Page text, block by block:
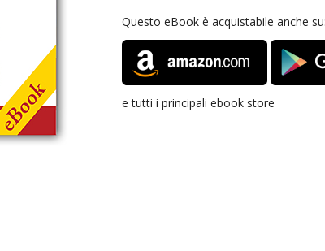
Questo eBook è acquistabile anche su:
e tutti i principali ebook store